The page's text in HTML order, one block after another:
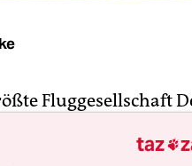
Fluggesellschaft
Flughäfen dieser
taz 